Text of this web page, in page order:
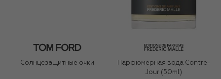
Солнцезащитные очки
Парфюмерная вода Contre-
Jour (50ml)